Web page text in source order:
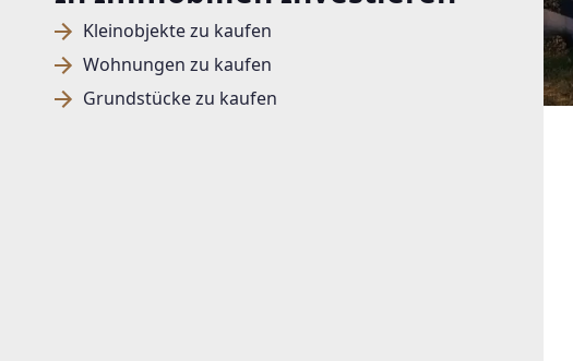
Kleinobjekte zu kaufen
Wohnungen zu kaufen
Grundstücke zu kaufen